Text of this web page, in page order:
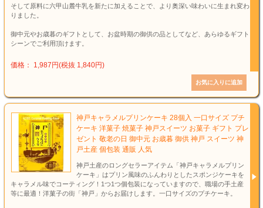
そして原料に六甲山麓牛乳を新たに加えることで、より奥深い味わいに生まれ変わ
りました。
御中元やお歳暮のギフトとして、お盆時期の御供の品としてなど、あらゆるギフト
シーンでご利用頂けます。
価格： 1,987円(税抜 1,840円)
神戸キャラメルプリンケーキ 28個入 一口サイズ プチ
ケーキ 洋菓子 焼菓子 神戸スイーツ お菓子 ギフト プレ
ゼント 敬老の日 御中元 お歳暮 御供 神戸 スイーツ 神
戸土産 個包装 通販 人気
神戸土産のロングセラーアイテム「神戸キャラメルプリン
ケーキ」はプリン風味のふんわりとしたスポンジケーキを
キャラメル味でコーティング！1つ1つ個包装になっていますので、職場の手土産
等に最適！洋菓子の街「神戸」からお届けします。一口サイズのプチケーキ。